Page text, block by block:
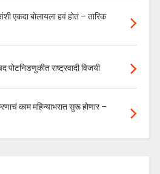
एकदा बोलायला हवं होतं – तारिक
पोटनिडणुकीत राष्ट्रवादी विजयी
काम महिन्याभरात सुरू होणार –